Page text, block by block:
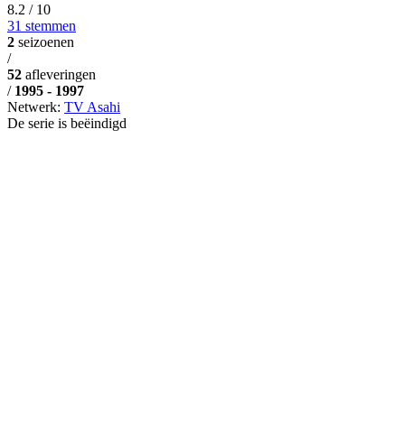
8.2 / 10
31 stemmen
2 seizoenen
/
52 afleveringen
/ 1995 - 1997
Netwerk: TV Asahi
De serie is beëindigd